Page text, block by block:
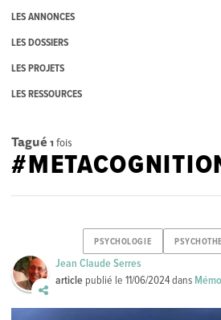
LES ANNONCES
LES DOSSIERS
LES PROJETS
LES RESSOURCES
Tagué 1 fois
PSYCHOLOGIE
Jean Claude Serres
article publié le11/06/2024dans